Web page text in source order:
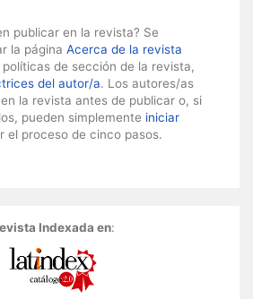
publicar en la revista? Se
la página Acerca de la revista
de sección de la revista,
del autor/a. Los autores/as
en la revista antes de publicar o, si
pueden simplemente iniciar
el proceso de cinco pasos.
Indexada en: